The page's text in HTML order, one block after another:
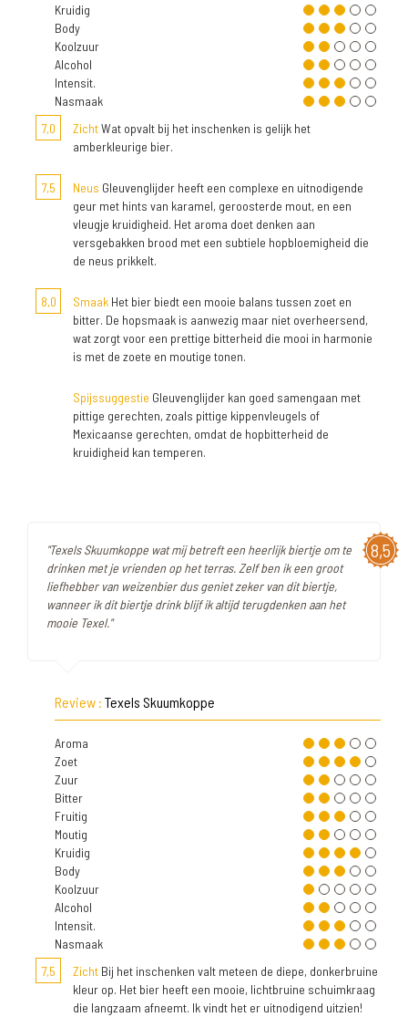
Kruidig
Body
Koolzuur
Alcohol
Intensit.
Nasmaak
7,0
ZichtWat opvalt bij het inschenken is gelijk het
amberkleurige bier.
7,5 Neus Gleuvenglijder heeft een complexe en uitnodigende
geur met hints van karamel, geroosterde mout, en een
vleugje kruidigheid. Het aroma doet denken aan
versgebakken brood met een subtiele hopbloemigheid die
de neus prikkelt.
8,0 Smaak Het bier biedt een mooie balans tussen zoet en
bitter. De hopsmaak is aanwezig maar niet overheersend,
wat zorgt voor een prettige bitterheid die mooi in harmonie
is met de zoete en moutige tonen.
Spijssuggestie Gleuvenglijder kan goed samengaan met
pittige gerechten, zoals pittige kippenvleugels of
Mexicaanse gerechten, omdat de hopbitterheid de
kruidigheid kan temperen.
8,5
"Texels Skuumkoppe wat mij betreft een heerlijk biertje om te
drinken met je vrienden op het terras. Zelf ben ik een groot
liefhebber van weizenbier dus geniet zeker van dit biertje,
wanneer ik dit biertje drink blijf ik altijd terugdenken aan het
mooie Texel."
Review : Texels Skuumkoppe
Aroma
Zoet
Zuur
Bitter
Fruitig
Moutig
Kruidig
Body
Koolzuur
Alcohol
Intensit.
Nasmaak
7,5
Zicht Bij het inschenken valt meteen de diepe, donkerbruine
kleur op. Het bier heeft een mooie, lichtbruine schuimkraag
die langzaam afneemt. Ik vindt het er uitnodigend uitzien!